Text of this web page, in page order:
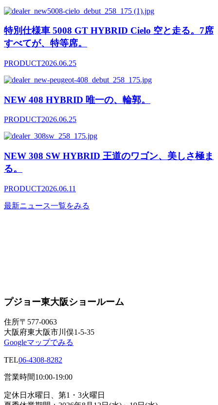
特別仕様車 5008 GT HYBRID Cielo 空と走る。7席
すべてが、特等席。
PRODUCT2026.06.25
NEW 408 HYBRID 唯一の、輪郭。
PRODUCT2026.06.25
NEW 308 SW HYBRID 王道のワゴン、美しさ極ま
る。
PRODUCT2026.06.11
最新ニュース一覧をみる
プジョー東大阪ショールーム
住所〒577-0063
大阪府東大阪市川俣1-5-35
Googleマップでみる
TEL06-4308-8282
営業時間10:00-19:00
定休日 水曜日、第1・3火曜日